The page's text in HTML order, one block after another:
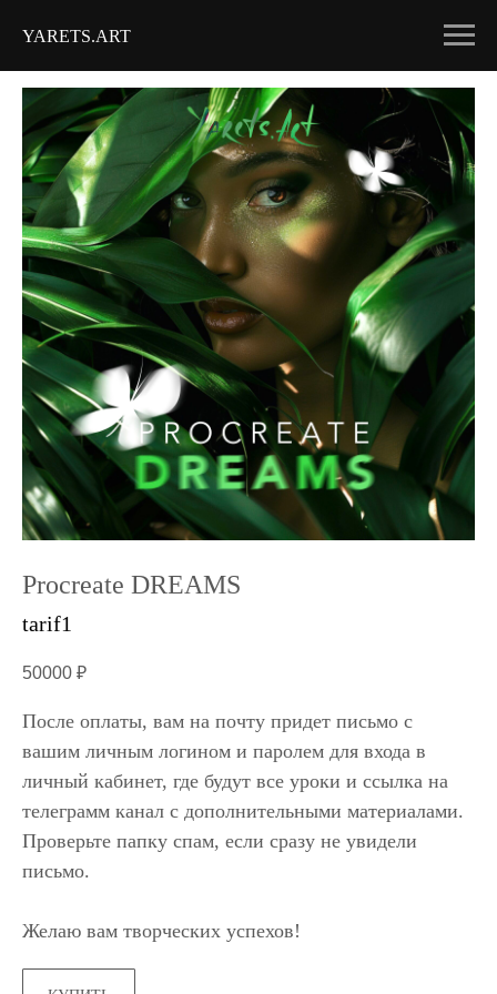
YARETS.ART
Procreate DREAMS
tarif1
50000 ₽
После оплаты, вам на почту придет письмо с
вашим личным логином и паролем для входа в
личный кабинет, где будут все уроки и ссылка на
телеграмм канал с дополнительными материалами.
Проверьте папку спам, если сразу не увидели
письмо.
Желаю вам творческих успехов!